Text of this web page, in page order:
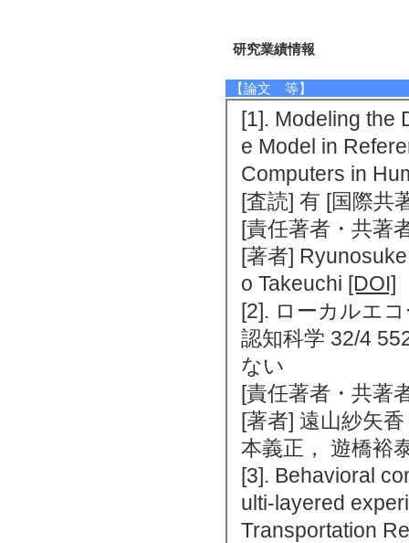
研究業績情報
【論文 等】
[1]. Modeling the
e Model in
Computers in
[査読] 有 [国際共
[責任著者・共著
[著者]
o Takeuchi [DOI]
[2]. ローカルエ
認知科学 32/4
ない
[責任著者・共著
[著者] 遠山紗矢
本義正， 遊橋裕
[3]. Behavioral
ulti-layered
Transportation